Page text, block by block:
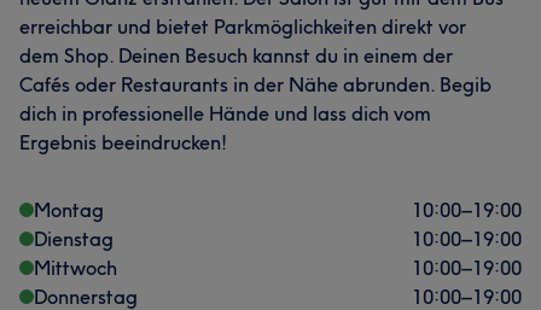
erreichbar und bietet Parkmöglichkeiten direkt vor
dem Shop. Deinen Besuch kannst du in einem der
Cafés oder Restaurants in der Nähe abrunden. Begib
dich in professionelle Hände und lass dich vom
Ergebnis beeindrucken!
Montag 10:00–19:00
Dienstag
10:00–19:00
Mittwoch
10:00–19:00
Donnerstag
10:00–19:00